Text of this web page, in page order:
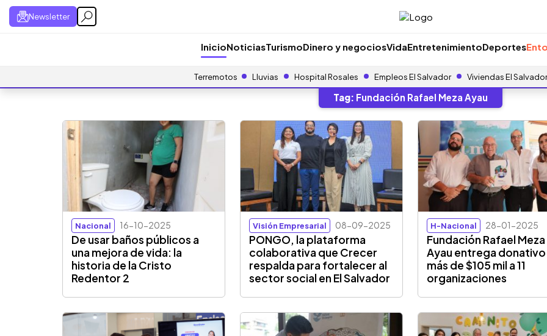
Newsletter
InicioNoticiasTurismoDinero y negociosVidaEntretenimientoDeportes
Terremotos Lluvias Hospital Rosales Empleos El Salvador Viviendas El Salvador
Tag: Fundación Rafael Meza Ayau
Nacional 16-10-2025
De usar baños públicos a
una mejora de vida: la
historia de la Cristo
Redentor 2
Visión Empresarial 08-09-2025
PONGO, la plataforma
colaborativa que Crecer
respalda para fortalecer al
sector social en El Salvador
H-Nacional 28-01-2025
Fundación Rafael Meza
Ayau entrega
más de $105 mil a 11
organizaciones